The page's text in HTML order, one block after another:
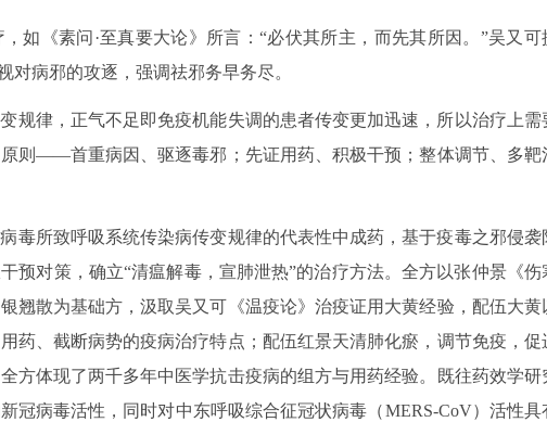
如《素问·至真要大论》所言：“必伏其所主，而先其所因。”吴又可
对病邪的攻逐，强调祛邪务早务尽。
规律，正气不足即免疫机能失调的患者传变更加迅速，所以治疗上需
则——首重病因、驱逐毒邪；先证用药、积极干预；整体调节、多靶
毒所致呼吸系统传染病传变规律的代表性中成药，基于疫毒之邪侵袭
预对策，确立“清瘟解毒，宣肺泄热”的治疗方法。全方以张仲景《伤
翘散为基础方，汲取吴又可《温疫论》治疫证用大黄经验，配伍大黄
药、截断病势的疫病治疗特点；配伍红景天清肺化瘀，调节免疫，促
方体现了两千多年中医学抗击疫病的组方与用药经验。既往药效学研
冠病毒活性，同时对中东呼吸综合征冠状病毒（MERS-CoV）活性具